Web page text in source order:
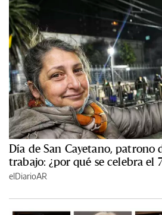
Día de San Cayetano, patrono
trabajo: ¿por qué se celebra el
elDiarioAR